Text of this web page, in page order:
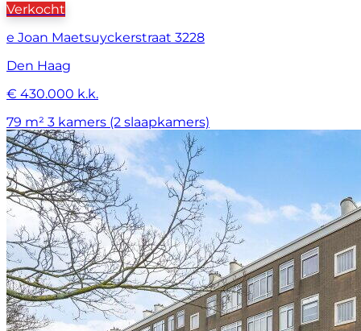
Verkocht
e Joan Maetsuyckerstraat 3228
Den Haag
€ 430.000 k.k.
79 m² 3 kamers (2 slaapkamers)